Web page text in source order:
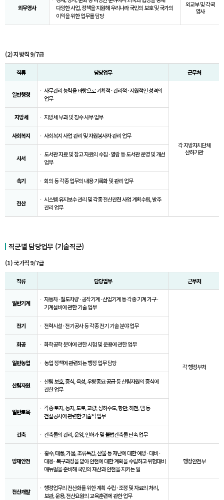
외무영사
다양한 사업, 정책을 지원해 우리나라 국민의 보호 및 국가의
이익을 위한 업무를 담당
외교부 및 각국
영사
(2) 지방직 9/7급
직류 담당업무 근무처
일반행정
사무관리 능력을 바탕으로 기획적 · 관리적 · 지원적인 성격의
업무
각 지방자치단체
산하기관
지방세 지방세 부과 및 징수 사무 업무
사회복지 사회복지 사업 관리 및 자원봉사자 관리 업무
사서
도서관 자료 및 참고 자료의 수집 · 열람 등 도서관 운영 및 개선
업무
속기 회의 등 각종 업무의 내용 기록화 및 관리 업무
전산
시스템 유지보수 관리 및 각종 전산관련 사업 계획수립, 발주
관리 업무
직군별 담당업무 (기술직군)
(1) 국가직 9/7급
직류 담당업무 근무처
일반기계
자동차 · 철도차량 · 공작기계 · 산업기계 등 각종 기계 가구 ·
기계설비에 관한 기술 업무
각 행정부처
전기 전력시설 · 전기공사 등 각종 전기 기술 분야 업무
화공 화학공학 분야에 관한 시험 및 운용에 관한 업무
일반농업 농업 정책에 관련되는 행정 업무 담당
산림자원
산림 보호, 증식, 육성, 우량종묘 공급 등 산림자원의 증식에
관한 업무
일반토목
각종 토지, 농지, 도로, 교량, 상하수도, 항만, 하천, 댐 등
건설공사에 관련한 기술적 업무
건축 건축물의 관리, 운영, 인허가 및 불법건축물 단속 업무
방재안전
홍수, 태풍, 가뭄, 조류독감, 산불 등 재난에 대한 예방 · 대비 ·
대응 · 복구과정을 맡아 안전에 대한 계획을 수립하고 위험대비
매뉴얼을 준비해 국민의 재산과 안전을 지키는 일
행정안전부
전산개발
행정업무의 전산화를 위한 계획 수립 · 조정 및 자료의 처리,
보관, 운용, 전산요원의 교육훈련에 관한 업무